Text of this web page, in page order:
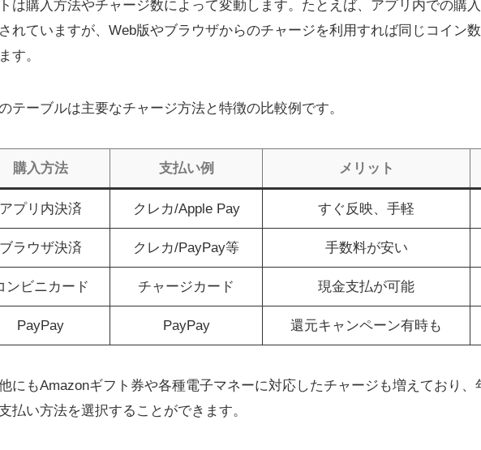
は購入方法やチャージ数によって変動します。たとえば、アプリ内での購
れていますが、Web版やブラウザからのチャージを利用すれば同じコイン
す。
テーブルは主要なチャージ方法と特徴の比較例です。
購入方法 支払い例 メリット
アプリ内決済 クレカ/Apple Pay すぐ反映、手軽
ブラウザ決済 クレカ/PayPay等 手数料が安い
ンビニカード チャージカード 現金支払が可能
PayPay PayPay 還元キャンペーン有時も
にもAmazonギフト券や各種電子マネーに対応したチャージも増えており
払い方法を選択することができます。